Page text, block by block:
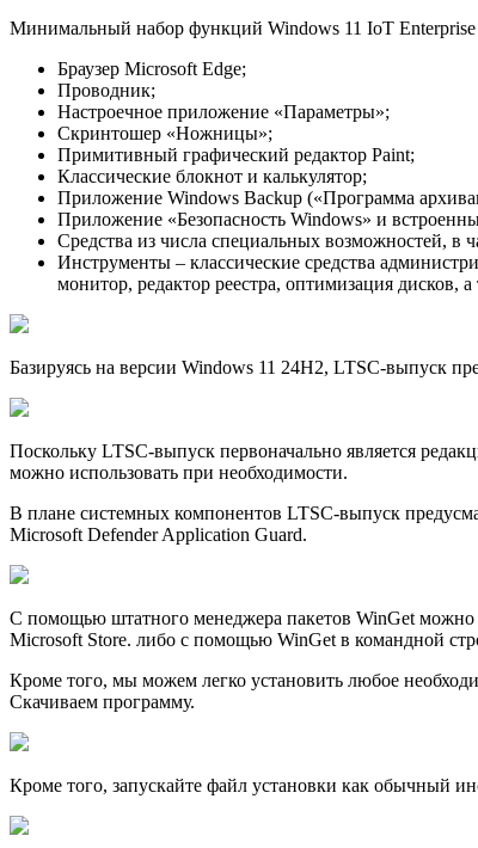
Минимальный набор функций Windows 11 IoT Enterprise
Браузер Microsoft Edge;
Проводник;
Настроечное приложение «Параметры»;
Скринтошер «Ножницы»;
Примитивный графический редактор Paint;
Классические блокнот и калькулятор;
Приложение Windows Backup («Программа
Приложение «Безопасность Windows» и
Средства из числа специальных возможностей, в
Инструменты – классические средства
монитор, редактор реестра, оптимизация дисков,
Базируясь на версии Windows 11 24H2, LTSC-выпуск
Поскольку LTSC-выпуск первоначально является
можно использовать при необходимости.
В плане системных компонентов LTSC-выпуск
Microsoft Defender Application Guard.
С помощью штатного менеджера пакетов WinGet можно
Microsoft Store. либо с помощью WinGet в командной
Кроме того, мы можем легко установить любое
Скачиваем программу.
Кроме того, запускайте файл установки как обычный